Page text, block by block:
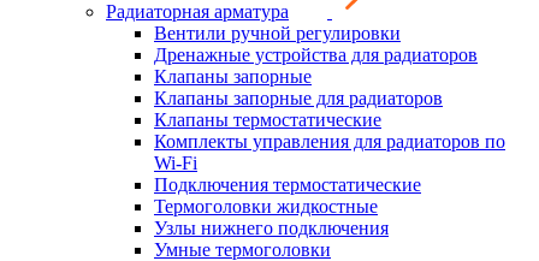
Радиаторная арматура
Вентили ручной регулировки
Дренажные устройства для радиаторов
Клапаны запорные
Клапаны запорные для радиаторов
Клапаны термостатические
Комплекты управления для радиаторов по
Wi-Fi
Подключения термостатические
Термоголовки жидкостные
Узлы нижнего подключения
Умные термоголовки